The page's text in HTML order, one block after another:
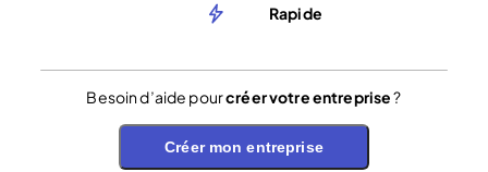
Rapide
Besoin d’aide pourcréer votre entreprise?
Créer mon entreprise